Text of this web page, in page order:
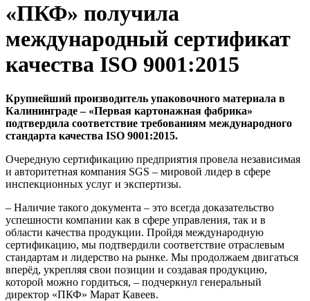
«ПКФ» получила
международный сертификат
качества ISO 9001:2015
Крупнейший производитель упаковочного материала в
Калининграде – «Первая картонажная фабрика»
подтвердила соответствие требованиям международного
стандарта качества ISO 9001:2015.
Очередную сертификацию предприятия провела независимая
и авторитетная компания SGS – мировой лидер в сфере
инспекционных услуг и экспертизы.
– Наличие такого документа – это всегда доказательство
успешности компании как в сфере управления, так и в
области качества продукции. Пройдя международную
сертификацию, мы подтвердили соответствие отраслевым
стандартам и лидерство на рынке. Мы продолжаем двигаться
вперёд, укрепляя свои позиции и создавая продукцию,
которой можно гордиться, – подчеркнул генеральный
директор «ПКФ» Марат Кавеев.